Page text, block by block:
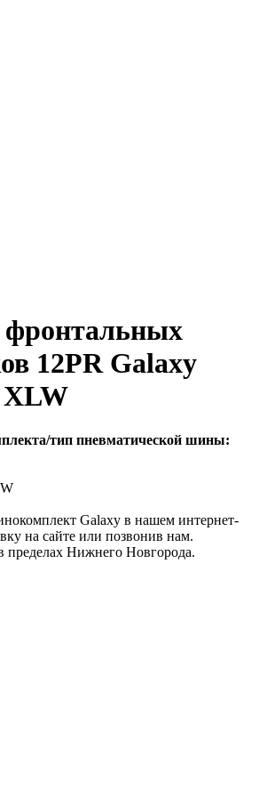
12PR Galaxy
тип пневматической шины:
Galaxy в нашем интернет-
на сайте или позвонив нам.
пределах Нижнего Новгорода.